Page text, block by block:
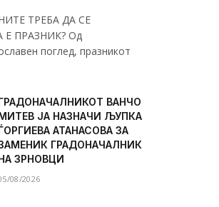
ТРЕБА ДА СЕ
Е ПРАЗНИК? Од
поглед, празникот
ВАНЧО
ЈА НАЗНАЧИ ЉУПКА
АТАНАСОВА ЗА
ГРАДОНАЧАЛНИК
ЗРНОВЦИ
08/2026